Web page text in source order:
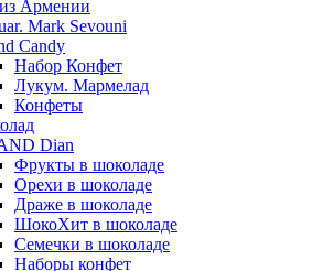
Армении
Mark Sevouni
Candy
Набор Конфет
Лукум. Мармелад
Конфеты
Dian
Фрукты в шоколаде
Орехи в шоколаде
Драже в шоколаде
ШокоХит в шоколаде
Семечки в шоколаде
Наборы конфет